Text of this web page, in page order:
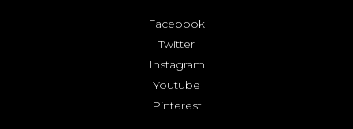
Facebook
Twitter
Instagram
Youtube
Pinterest